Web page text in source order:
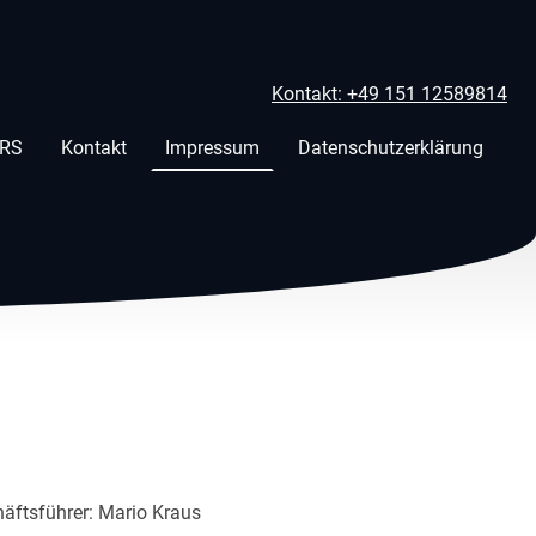
Kontakt: +49 151 12589814
Kontakt Impressum Datenschutzerklärung
Mario Kraus